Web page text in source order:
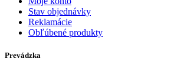
Stav objednávky
Reklamácie
Obľúbené produkty
Prevádzka